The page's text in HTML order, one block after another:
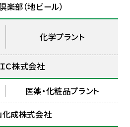
楽部（地ビール）
化学プラント
Ｃ株式会社
医薬・化粧品プラント
化成株式会社